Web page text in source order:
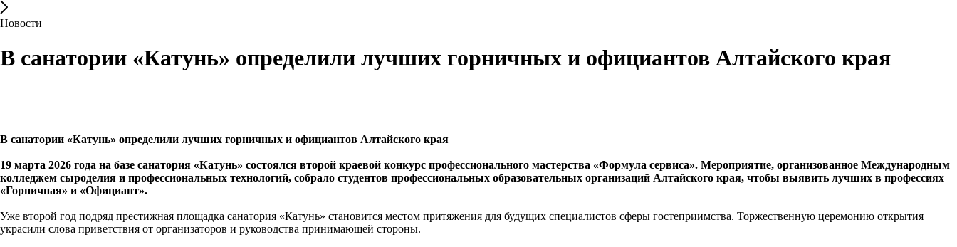
Новости
В санатории «Катунь» определили лучших горничных и официантов Алтайского края
В санатории «Катунь» определили лучших горничных и официантов Алтайского края
19 марта 2026 года на базе санатория «Катунь» состоялся второй краевой конкурс профессионального мастерства «Формула сервиса». Мероприятие, организованное Международным
колледжем сыроделия и профессиональных технологий, собрало студентов профессиональных образовательных организаций Алтайского края, чтобы выявить лучших в профессиях
«Горничная» и «Официант».
Уже второй год подряд престижная площадка санатория «Катунь» становится местом притяжения для будущих специалистов сферы гостеприимства. Торжественную церемонию открытия
украсили слова приветствия от организаторов и руководства принимающей стороны.